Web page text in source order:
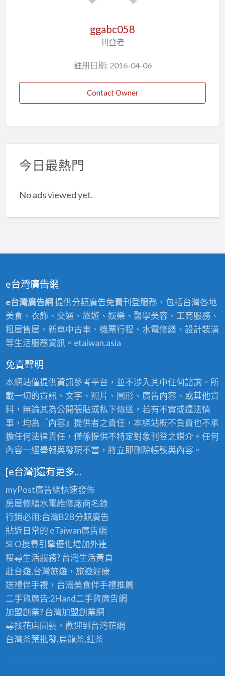
ggabc058
刊登者
註册日期: 2016-04-06
Contact Owner
今日最熱門
No ads viewed yet.
e台灣廣告網
e台灣廣告網提供分類廣告免費刊登服務，包括台灣各地
美食、衣飾、交通、旅遊、娛樂、醫學美容、工商服務、
租屋售屋、新車中古車、機票行程、水電修繕、設計裝潢
等生活服務資訊。etaiwan.asia
免責聲明
本網站僅提供資訊參考平台，並不涉入其中任何諮詢。所
載一切的資訊、文字、照片、圖形、廣告內容、或其他資
料，無論其為公開張貼或私下傳送，若有不實或違法情
事，均為『內容』提供者之責任，本網站概不負責也不承
擔任何法律責任，僅係提供不特定對象刊登之媒介。任何
內容一經舉報與發現不當，將立即刪除帳號與內容。
[e台灣]還有更多…
myPost廣告網快速發佈
房屋修繕水電維修廠商名錄
行銷必用:台灣B2B分類廣告
貼近日常的 eTaiwan廣告網
SEO搜尋引擎優化增加外連
搜尋生活服務? 台灣生活黃頁
赴台遊,台灣旅遊，旅遊好康
送禮伴手禮，台灣美食伴手禮推薦
二手貨廣告:2Hand二手貨廣告網
加盟創業? 台灣加盟創業網
尋找花店園藝，歡迎到台灣花網
台灣茶葉批發,烏龍茶,紅茶